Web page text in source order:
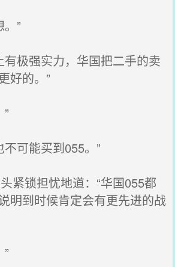
”
极强实力，华国把二手的卖
好的。”
可能买到055。”
紧锁担忧地道：“华国055都
明到时候肯定会有更先进的战